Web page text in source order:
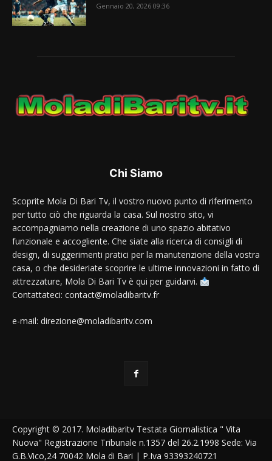
Gennaio 20, 2026 09:36
Chi Siamo
Scoprite Mola Di Bari Tv, il vostro nuovo punto di riferimento
per tutto ciò che riguarda la casa. Sul nostro sito, vi
accompagniamo nella creazione di uno spazio abitativo
funzionale e accogliente. Che siate alla ricerca di consigli di
design, di suggerimenti pratici per la manutenzione della vostra
casa, o che desideriate scoprire le ultime innovazioni in fatto di
attrezzature, Mola Di Bari Tv è qui per guidarvi.
Contattateci: contact@moladibaritv.fr
e-mail: direzione@moladibaritv.com
Copyright © 2017. Moladibaritv Testata Giornalistica " Vita
Nuova" Registrazione Tribunale n.1357 del 26.2.1998 Sede: Via
G.B.Vico,24 70042 Mola di Bari | P.Iva 93393240721